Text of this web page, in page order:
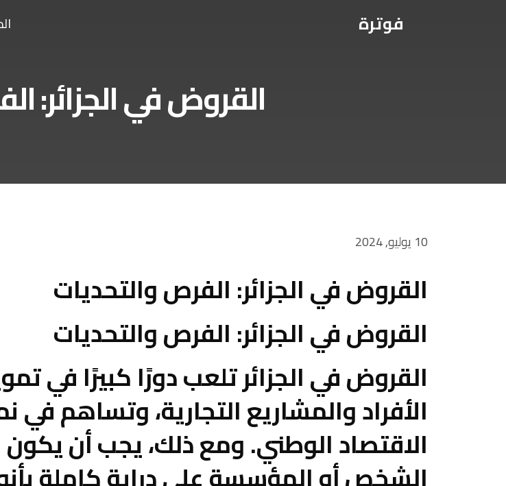
فوترة
القروض في الجزائر:
10 يوليو, 2024
القروض في الجزائر: الفرص والتحديات
القروض في الجزائر: الفرص والتحديات
القروض في الجزائر تلعب دورًا كبيرًا في
الأفراد والمشاريع التجارية، وتساهم في
الاقتصاد الوطني. ومع ذلك، يجب أن يكون